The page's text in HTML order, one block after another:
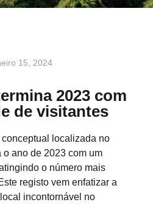
15, 2024
2023 com
de visitantes
conceptual localizada no
ano de 2023 com um
o número mais
registo vem enfatizar a
incontornável no